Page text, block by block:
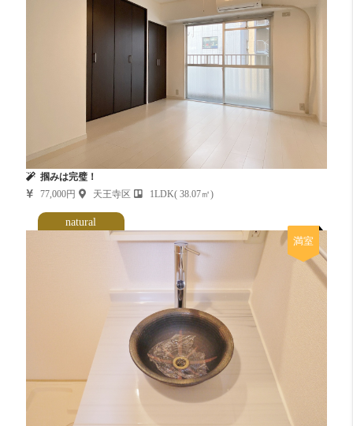
掴みは完璧！
77,000円
天王寺区 1LDK( 38.07㎡)
natural
満室